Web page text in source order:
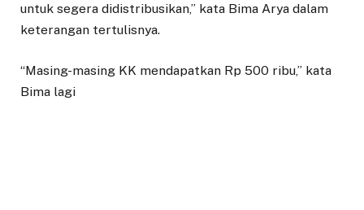
untuk segera didistribusikan,” kata Bima Arya dalam
keterangan tertulisnya.
“Masing-masing KK mendapatkan Rp 500 ribu,” kata
Bima lagi